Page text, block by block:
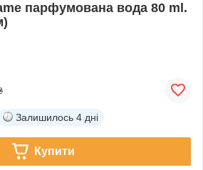
парфумована вода 80 ml.
Залишилось 4 дні
Купити